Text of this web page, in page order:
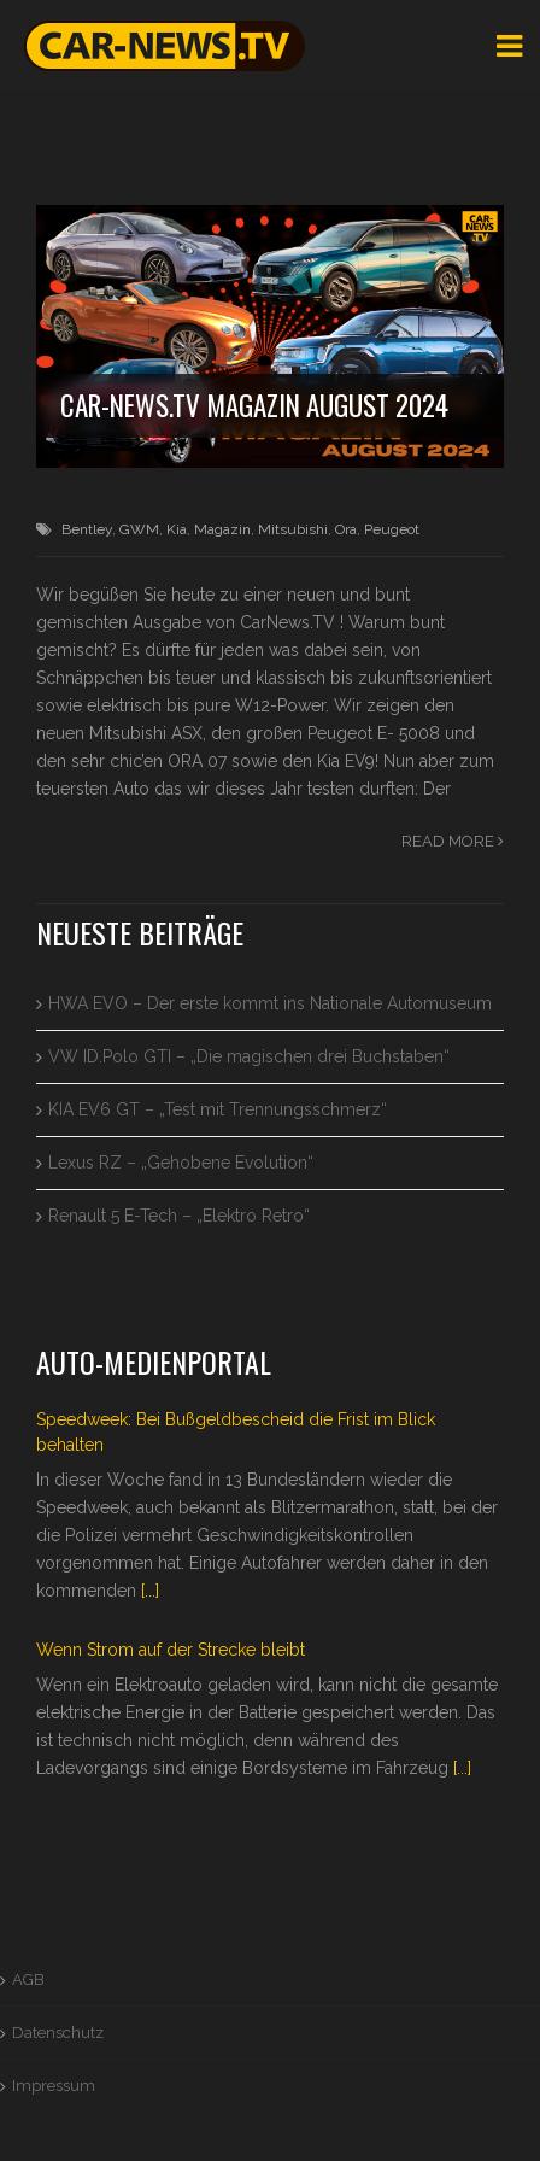
CAR-NEWS.TV MAGAZIN AUGUST 2024
Bentley, GWM, Kia, Magazin, Mitsubishi, Ora, Peugeot
Wir begüßen Sie heute zu einer neuen und bunt
gemischten Ausgabe von CarNews.TV ! Warum bunt
gemischt? Es dürfte für jeden was dabei sein, von
Schnäppchen bis teuer und klassisch bis zukunftsorientiert
sowie elektrisch bis pure W12-Power. Wir zeigen den
neuen Mitsubishi ASX, den großen Peugeot E- 5008 und
den sehr chic’en ORA 07 sowie den Kia EV9! Nun aber zum
teuersten Auto das wir dieses Jahr testen durften: Der
READ MORE
NEUESTE BEITRÄGE
HWA EVO – Der erste kommt ins Nationale Automuseum
VW ID.Polo GTI – „Die magischen drei Buchstaben“
KIA EV6 GT – „Test mit Trennungsschmerz“
Lexus RZ – „Gehobene Evolution“
Renault 5 E-Tech – „Elektro Retro“
AUTO-MEDIENPORTAL
Speedweek: Bei Bußgeldbescheid die Frist im Blick
behalten
In dieser Woche fand in 13 Bundesländern wieder die
Speedweek, auch bekannt als Blitzermarathon, statt, bei der
die Polizei vermehrt Geschwindigkeitskontrollen
vorgenommen hat. Einige Autofahrer werden daher in den
kommenden [...]
Wenn Strom auf der Strecke bleibt
Wenn ein Elektroauto geladen wird, kann nicht die gesamte
elektrische Energie in der Batterie gespeichert werden. Das
ist technisch nicht möglich, denn während des
Ladevorgangs sind einige Bordsysteme im Fahrzeug [...]
AGB
Datenschutz
Impressum